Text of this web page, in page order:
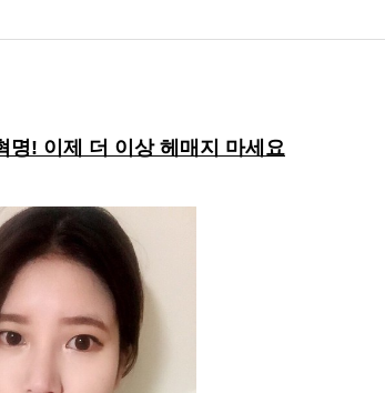
명! 이제 더 이상 헤매지 마세요